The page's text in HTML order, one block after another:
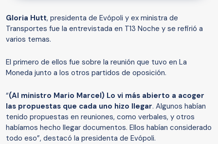
Gloria Hutt, presidenta de Evópoli y ex ministra de
Transportes fue la entrevistada en T13 Noche y se refirió a
varios temas.
El primero de ellos fue sobre la reunión que tuvo en La
Moneda junto a los otros partidos de oposición.
“(Al ministro Mario Marcel) Lo vi más abierto a acoger
las propuestas que cada uno hizo llegar. Algunos habían
tenido propuestas en reuniones, como verbales, y otros
habíamos hecho llegar documentos. Ellos habían considerado
todo eso”, destacó la presidenta de Evópoli.